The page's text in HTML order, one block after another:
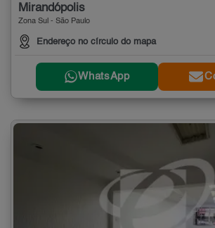
Mirandópolis
Zona Sul - São Paulo
Endereço no círculo do mapa
WhatsApp